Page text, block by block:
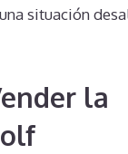
situación
la